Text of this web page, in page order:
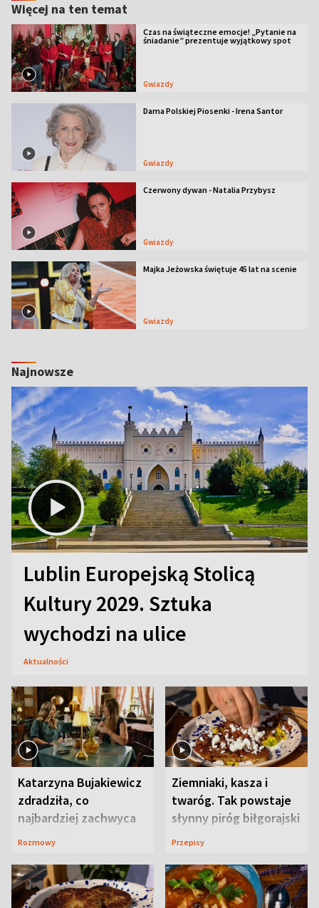
Więcej na ten temat
Czas na świąteczne emocje! „Pytanie na
śniadanie” prezentuje wyjątkowy spot
Gwiazdy
Dama Polskiej Piosenki - Irena Santor
Gwiazdy
Czerwony dywan - Natalia Przybysz
Gwiazdy
Majka Jeżowska świętuje 45 lat na scenie
Gwiazdy
Najnowsze
Lublin Europejską Stolicą
Kultury 2029. Sztuka
wychodzi na ulice
Aktualności
Katarzyna Bujakiewicz
zdradziła, co
najbardziej zachwyca
ją w Lublinie
Rozmowy
Ziemniaki, kasza i
twaróg. Tak powstaje
słynny piróg biłgorajski
Przepisy